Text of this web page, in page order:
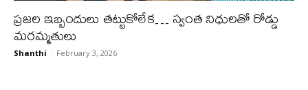
ప్రజల ఇబ్బందులు తట్టుకోలేక… స్వంత నిధులతో రోడ్డు
మరమ్మతులు
Shanthi - February 3, 2026